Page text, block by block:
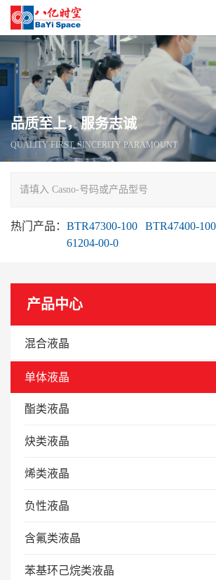
品质至上，服务志诚
QUALITY FIRST, SINCERITY PARAMOUNT
热门产品： BTR47300-100 BTR47400-100
61204-00-0
产品中心
混合液晶
单体液晶
酯类液晶
炔类液晶
烯类液晶
负性液晶
含氟类液晶
苯基环己烷类液晶